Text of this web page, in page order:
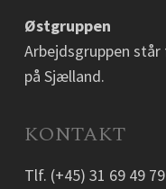
Østgruppen
Arbejdsgruppen
på Sjælland.
KONTAKT
Tlf. (+45) 31 69 49 79